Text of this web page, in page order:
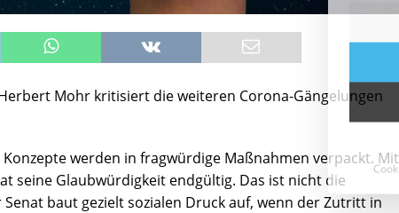
Mohr kritisiert die weiteren Corona-Gängelungen
werden in fragwürdige Maßnahmen verpackt. Mit
seine Glaubwürdigkeit endgültig. Das ist nicht die
baut gezielt sozialen Druck auf, wenn der Zutritt in